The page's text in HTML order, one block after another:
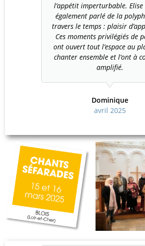
l’appétit imperturbable. Elise
également parlé de la
travers le temps : plaisir
Ces moments privilégiés de
ont ouvert tout l’espace au
chanter ensemble et l’ont à
amplifié.
Dominique
avril 2025